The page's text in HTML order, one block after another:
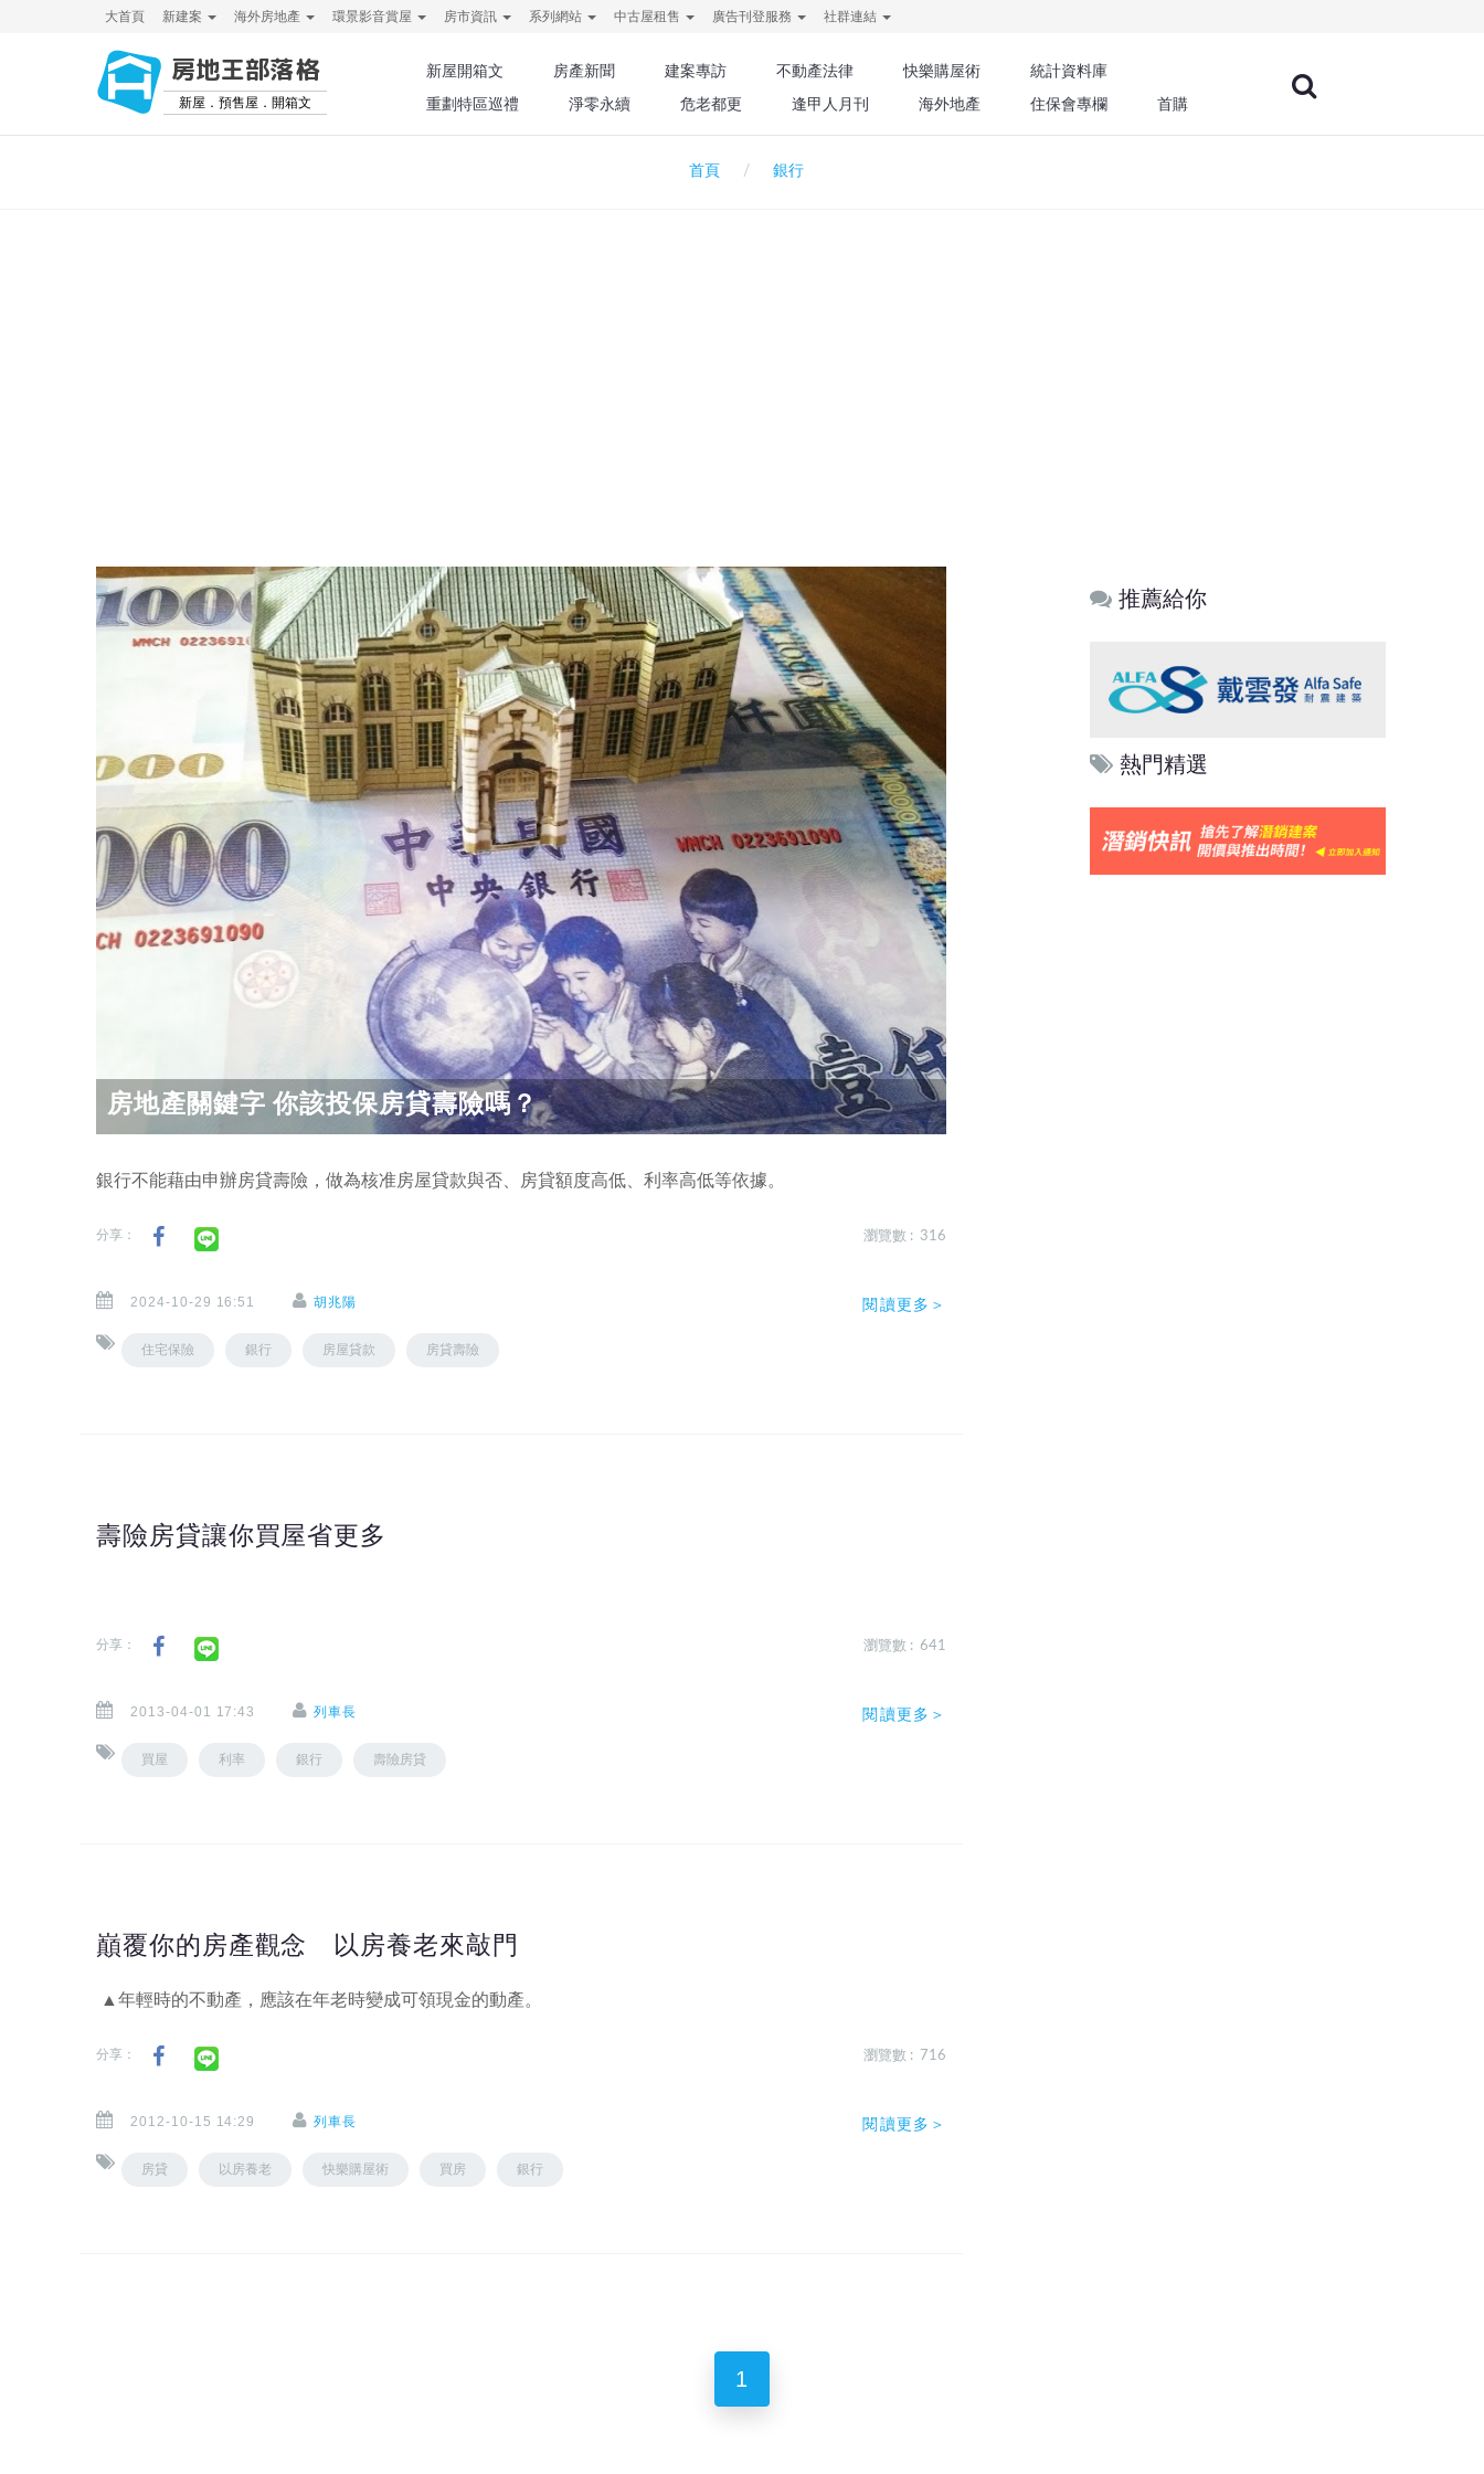
大首頁 新建案 海外房地產 環景影音賞屋 房市資訊 系列網站 中古屋租售 廣告刊登服務 社群連結
房地王部落格
新屋．預售屋．開箱文
新屋開箱文 房產新聞 建案專訪 不動產法律 快樂購屋術
統計資料庫
重劃特區巡禮
淨零永續 危老都更 逢甲人月刊 海外地產 住保會專欄 首購
首頁 銀行
房地產關鍵字 你該投保房貸壽險嗎？
銀行不能藉由申辦房貸壽險，做為核准房屋貸款與否、房貸額度高低、利率高低等依據。
分享： 瀏覽數 : 316
2024-10-29 16:51 胡兆陽
住宅保險 銀行 房屋貸款 房貸壽險
閱讀更多＞
壽險房貸讓你買屋省更多
分享： 瀏覽數 : 641
2013-04-01 17:43 列車長
買屋 利率 銀行 壽險房貸
閱讀更多＞
巔覆你的房產觀念 以房養老來敲門
▲年輕時的不動產，應該在年老時變成可領現金的動產。
分享： 瀏覽數 : 716
2012-10-15 14:29 列車長
房貸 以房養老 快樂購屋術 買房 銀行
閱讀更多＞
推薦給你
熱門精選
1